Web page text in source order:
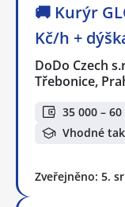
🚚 Kurýr
Kč/h +
DoDo Czech
Třebonice,
35 000 – 60
Vhodné
Zveřejněno: 5.